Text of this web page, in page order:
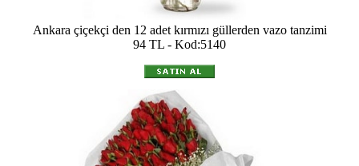
Ankara çiçekçi den 12 adet kırmızı güllerden vazo tanzimi
94 TL - Kod:5140